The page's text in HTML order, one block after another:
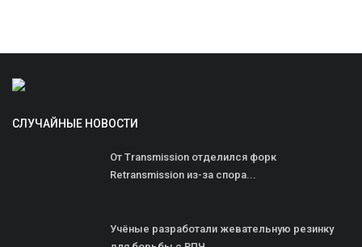
СЛУЧАЙНЫЕ НОВОСТИ
От Transmission отделился форк
Retransmission из-за спора...
Учёные разработали жевательную резинку